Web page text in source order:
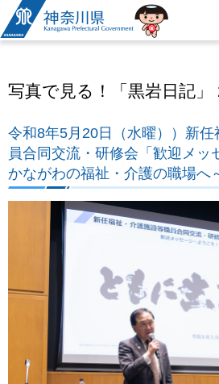
神奈川県
写真で見る！「黒岩日記」
令和8年5月20日（水曜））新
員合同交流・研修会「歓迎メッ
かながわの福祉・介護の職場へ